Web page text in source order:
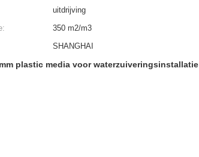
uitdrijving
350 m2/m3
SHANGHAI
plastic media voor waterzuiveringsinstallatie